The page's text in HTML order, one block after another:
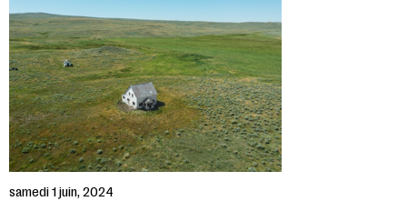
samedi 1 juin, 2024